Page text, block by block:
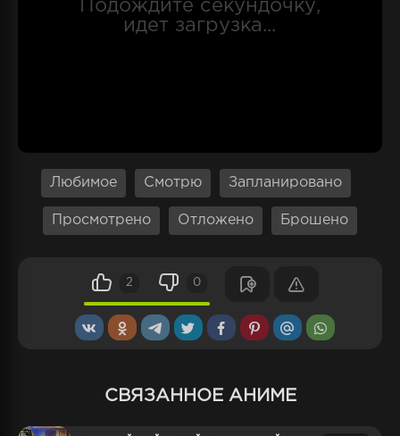
удавалось, то он сможет поправить не только
дела своей семьи, но и обрести славу, а
Любимое Смотрю Запланировано
Просмотрено Отложено Брошено
2 0
СВЯЗАННОЕ АНИМЕ